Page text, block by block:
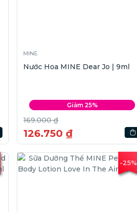
MINE
Nước Hoa MINE Dear Jo | 9ml
Giảm 25%
169.000 ₫
126.750 ₫
-25%